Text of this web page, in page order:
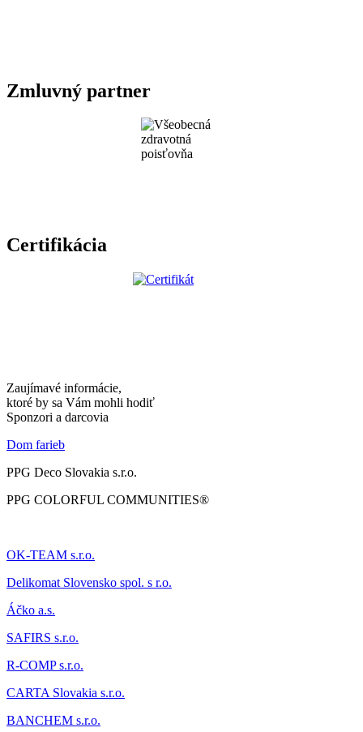
Zmluvný partner
Certifikácia
Zaujímavé informácie,
ktoré by sa Vám mohli hodiť
Sponzori a darcovia
Dom farieb
PPG Deco Slovakia s.r.o.
PPG COLORFUL COMMUNITIES®
OK-TEAM s.r.o.
Delikomat Slovensko spol. s r.o.
Áčko a.s.
SAFIRS s.r.o.
R-COMP s.r.o.
CARTA Slovakia s.r.o.
BANCHEM s.r.o.